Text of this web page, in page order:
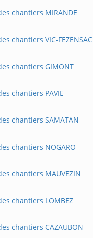
chantiers MIRANDE
chantiers VIC-FEZENSAC
chantiers GIMONT
chantiers PAVIE
chantiers SAMATAN
chantiers NOGARO
chantiers MAUVEZIN
chantiers LOMBEZ
chantiers CAZAUBON